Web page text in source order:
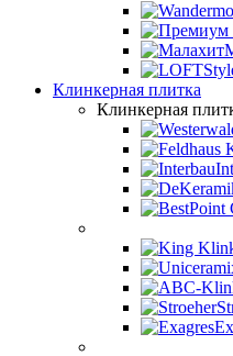
Клинкерная плитка
Клинкерная